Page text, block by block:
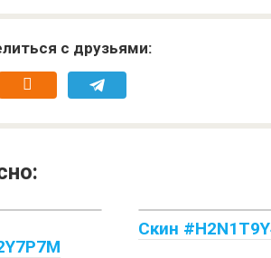
с друзьями:
Скин